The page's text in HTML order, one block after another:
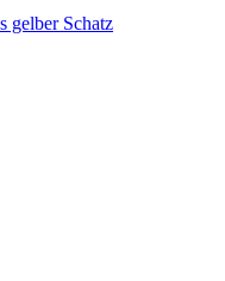
gelber Schatz